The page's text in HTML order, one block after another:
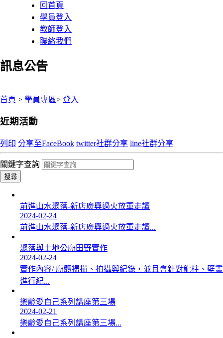
回首頁
學員登入
教師登入
聯絡我們
訊息公告
首頁 > 學員專區> 登入
近期活動
列印 分享至FaceBook twitter社群分享 line社群分享
關鍵字查詢
搜尋
前進山水聚落-新店廣興過火放軍走讀
2024-02-24
前進山水聚落-新店廣興過火放軍走讀...
聚落與土地公廟田野實作
2024-02-24
實作內容/ 廟體掃描、拍攝與紀錄，並且會針對龍柱、壁畫
進行紀...
樂齡愛自己系列講座第三場
2024-02-21
樂齡愛自己系列講座第三場...